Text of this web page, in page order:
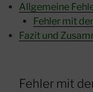
Allgemeine
Fehler mit
Fazit und
Fehler mit